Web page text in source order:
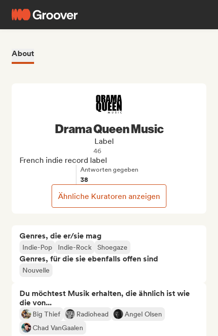
About
Genres, die er/sie mag
Indie-Pop Indie-Rock Shoegaze
Genres, für die sie ebenfalls offen sind
Nouvelle
Du möchtest Musik erhalten, die ähnlich ist wie
die von...
Big Thief Radiohead
Angel Olsen
Chad VanGaalen
Drama Queen Music
Label
46
French indie record label
Antworten gegeben
38
Ähnliche Kuratoren anzeigen